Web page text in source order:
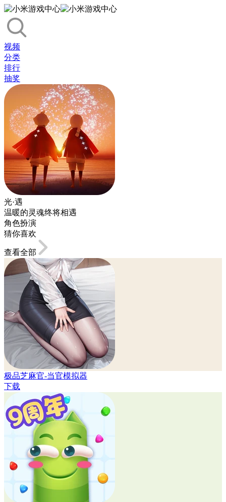
视频
分类
排行
抽奖
光·遇
温暖的灵魂终将相遇
角色扮演
猜你喜欢
查看全部
极品芝麻官-当官模拟器
下载